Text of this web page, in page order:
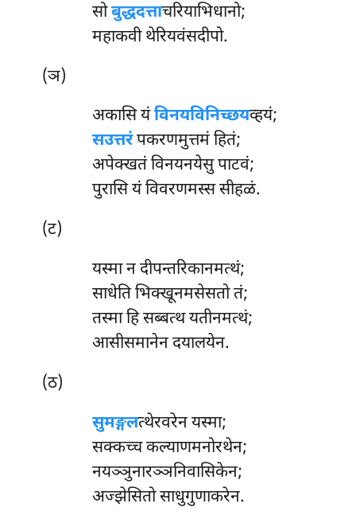
सोबुद्धदत्ताचरियाभिधानो;
महाकवी थेरियवंसदीपो.
(ञ)
अकासि यंविनयविनिच्छयव्हयं;
सउत्तरंपकरणमुत्तमं हितं;
अपेक्खतं विनयनयेसु पाटवं;
पुरासि यं विवरणमस्स सीहळं.
(ट)
यस्मान दीपन्तरिकानमत्थं;
साधेति भिक्खूनमसेसतो तं;
तस्मा हि सब्बत्थ यतीनमत्थं;
आसीसमानेन दयालयेन.
(ठ)
सुमङ्गलत्थेरवरेन यस्मा;
सक्कच्च कल्याणमनोरथेन;
नयञ्ञुनारञ्ञनिवासिकेन;
अज्झेसितो साधुगुणाकरेन.